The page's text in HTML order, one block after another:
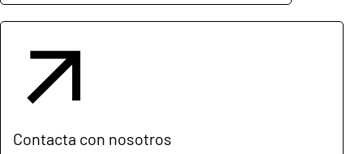
Contacta con nosotros